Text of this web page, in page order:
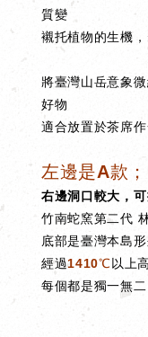
質變
襯托植物的生機
將臺灣山岳意象
好物
適合放置於茶席
左邊是A款
右邊洞口較大，可
竹南蛇窯第二代
底部是臺灣本島形
經過1410℃以上
每個都是獨一無二